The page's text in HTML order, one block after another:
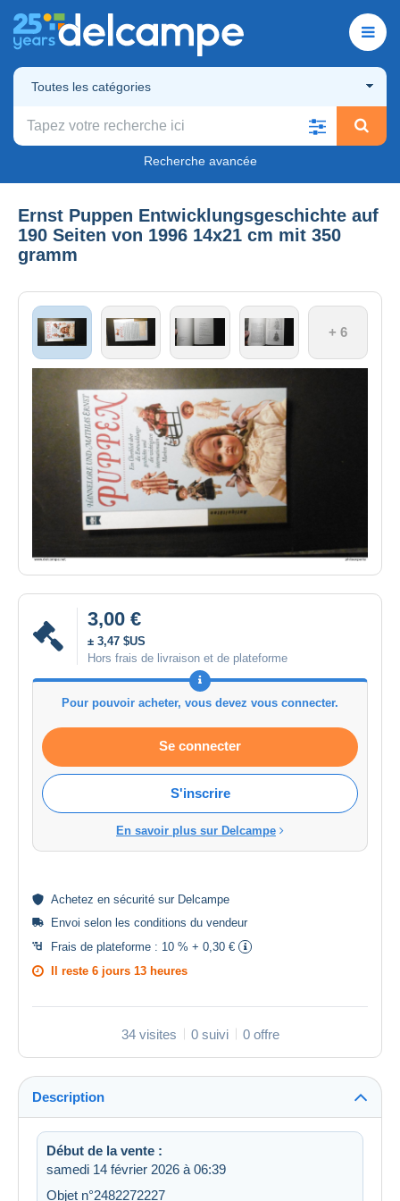
Toutes les catégories
Recherche avancée
Ernst Puppen Entwicklungsgeschichte auf
190 Seiten von 1996 14x21 cm mit 350
gramm
+ 6
3,00 €
± 3,47 $US
Hors frais de livraison et de plateforme
Pour pouvoir acheter, vous devez vous connecter.
Se connecter
S'inscrire
En savoir plus sur Delcampe
Achetez en sécurité sur Delcampe
Envoi selon les conditions du vendeur
Frais de plateforme : 10 % + 0,30 €
Il reste 6 jours 13 heures
34 visites 0 suivi 0 offre
Description
Début de la vente :
samedi 14 février 2026 à 06:39
Objet n°2482272227